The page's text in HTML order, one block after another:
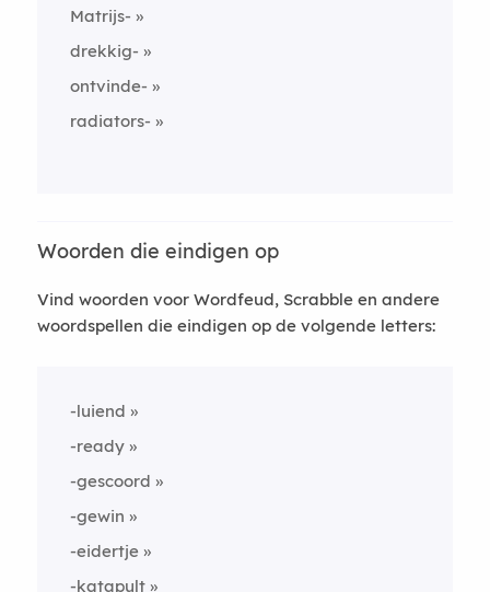
Matrijs-
drekkig-
ontvinde-
radiators-
Woorden die eindigen op
Vind woorden voor Wordfeud, Scrabble en andere
woordspellen die eindigen op de volgende letters:
-luiend
-ready
-gescoord
-gewin
-eidertje
-katapult